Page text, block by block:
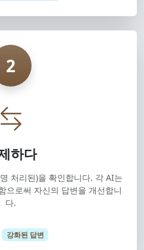
2
하다
처리된)을 확인합니다. 각 AI는
으로써 자신의 답변을 개선합니
다.
강화된 답변